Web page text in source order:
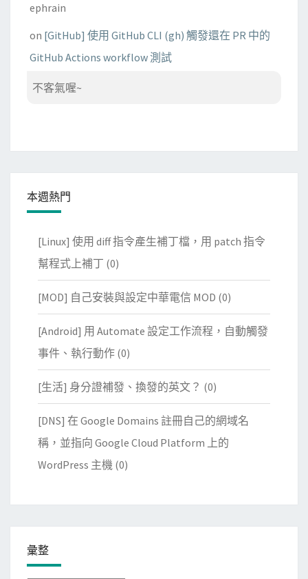
ephrain
on [GitHub] 使用 GitHub CLI (gh) 觸發還在 PR 中的
GitHub Actions workflow 測試
不客氣喔~
本週熱門
[Linux] 使用 diff 指令產生補丁檔，用 patch 指令
幫程式上補丁 (0)
[MOD] 自己安裝與設定中華電信 MOD (0)
[Android] 用 Automate 設定工作流程，自動觸發
事件、執行動作 (0)
[生活] 身分證補發、換發的英文？ (0)
[DNS] 在 Google Domains 註冊自己的網域名
稱，並指向 Google Cloud Platform 上的
WordPress 主機 (0)
彙整